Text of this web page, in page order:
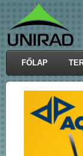
FŐLAP